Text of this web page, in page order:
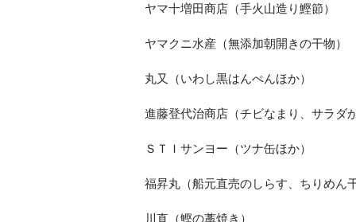
ヤマ十増田商店（手火山造り鰹節）
ヤマクニ水産（無添加朝開きの干物）
丸又（いわし黒はんぺんほか）
進藤登代治商店（チビなまり、サラダ
ＳＴＩサンヨー（ツナ缶ほか）
福昇丸（船元直売のしらす、ちりめん干
川直（鰹の藁焼き）